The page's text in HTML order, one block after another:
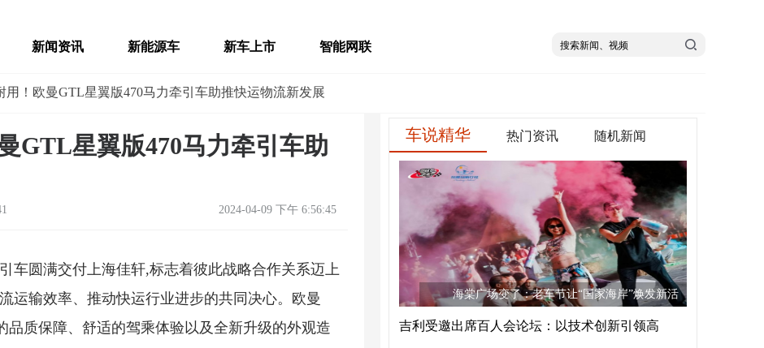
新闻资讯 新能源车 新车上市 智能网联
用！欧曼GTL星翼版470马力牵引车助推快运物流新发展
GTL星翼版470马力牵引车助
2024-04-09 下午 6:56:45
车圆满交付上海佳轩,标志着彼此战略合作关系迈上
运输效率、推动快运行业进步的共同决心。欧曼
质保障、舒适的驾乘体验以及全新升级的外观造
车说精华 热门资讯 随机新闻
海棠广场变了：老车节让“国家海岸”焕发新活
吉利受邀出席百人会论坛：以技术创新引领高